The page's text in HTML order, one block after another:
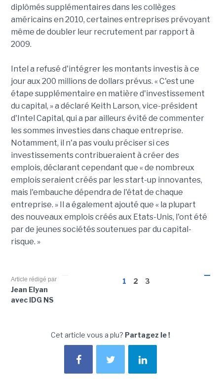
diplômés supplémentaires dans les collèges
américains en 2010, certaines entreprises prévoyant
même de doubler leur recrutement par rapport à
2009.
Intel a refusé d'intégrer les montants investis à ce
jour aux 200 millions de dollars prévus. « C'est une
étape supplémentaire en matière d'investissement
du capital, » a déclaré Keith Larson, vice-président
d'Intel Capital, qui a par ailleurs évité de commenter
les sommes investies dans chaque entreprise.
Notamment, il n'a pas voulu préciser si ces
investissements contribueraient à créer des
emplois, déclarant cependant que « de nombreux
emplois seraient créés par les start-up innovantes,
mais l'embauche dépendra de l'état de chaque
entreprise. » Il a également ajouté que « la plupart
des nouveaux emplois créés aux Etats-Unis, l'ont été
par de jeunes sociétés soutenues par du capital-
risque. »
1 2 3
Article rédigé par
Jean Elyan
avec IDG NS
Cet article vous a plu? Partagez le !